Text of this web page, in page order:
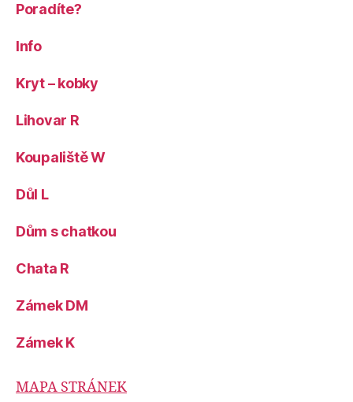
Poradíte?
Info
Kryt – kobky
Lihovar R
Koupaliště W
Důl L
Dům s chatkou
Chata R
Zámek DM
Zámek K
MAPA STRÁNEK